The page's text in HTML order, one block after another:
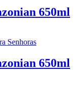
650ml
Senhoras
650ml